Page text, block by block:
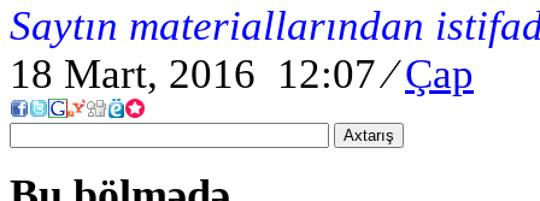
Saytın materiallarından
18 Mart, 2016 12:07⁄ Çap
Axtarış